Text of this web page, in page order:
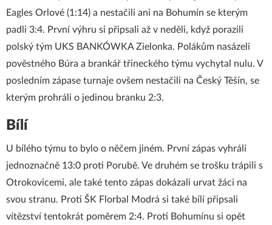
Eagles Orlové (1:14) a nestačili ani na Bohumín se kterým
padli 3:4. První výhru si připsali až v neděli, když porazili
polský tým UKS BANKÓWKA Zielonka. Polákům nasázeli
pověstného Búra a brankář třineckého týmu vychytal nulu. V
posledním zápase turnaje ovšem nestačili na Český Těšín, se
kterým prohráli o jedinou branku 2:3.
Bílí
U bílého týmu to bylo o něčem jiném. První zápas vyhráli
jednoznačně 13:0 proti Porubě. Ve druhém se trošku trápili s
Otrokovicemi, ale také tento zápas dokázali urvat žáci na
svou stranu. Proti ŠK Florbal Modrá si také bílí připsali
vítězství tentokrát poměrem 2:4. Proti Bohumínu si opět